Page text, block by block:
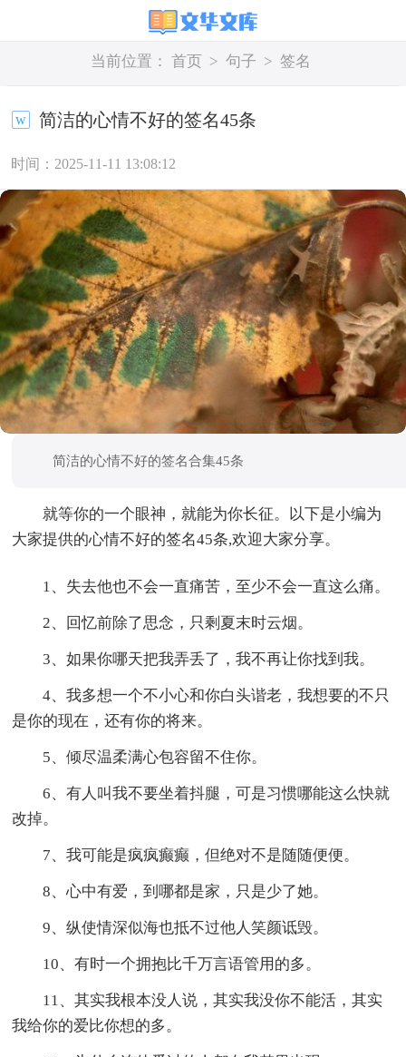
当前位置： 首页 > 句子 > 签名
简洁的心情不好的签名45条
时间：2025-11-11 13:08:12
简洁的心情不好的签名合集45条
就等你的一个眼神，就能为你长征。以下是小编为
大家提供的心情不好的签名45条,欢迎大家分享。
1、失去他也不会一直痛苦，至少不会一直这么痛。
2、回忆前除了思念，只剩夏末时云烟。
3、如果你哪天把我弄丢了，我不再让你找到我。
4、我多想一个不小心和你白头谐老，我想要的不只
是你的现在，还有你的将来。
5、倾尽温柔满心包容留不住你。
6、有人叫我不要坐着抖腿，可是习惯哪能这么快就
改掉。
7、我可能是疯疯癫癫，但绝对不是随随便便。
8、心中有爱，到哪都是家，只是少了她。
9、纵使情深似海也抵不过他人笑颜诋毁。
10、有时一个拥抱比千万言语管用的多。
11、其实我根本没人说，其实我没你不能活，其实
我给你的爱比你想的多。